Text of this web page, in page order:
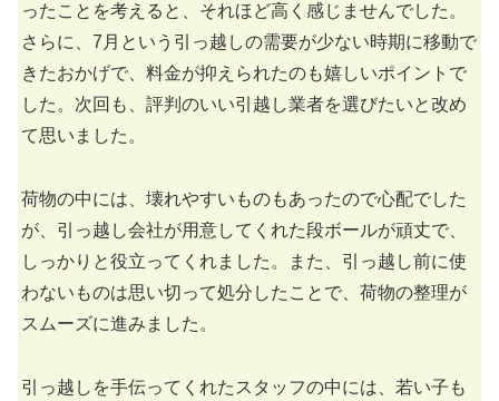
ったことを考えると、それほど高く感じませんでした。
さらに、7月という引っ越しの需要が少ない時期に移動で
きたおかげで、料金が抑えられたのも嬉しいポイントで
した。次回も、評判のいい引越し業者を選びたいと改め
て思いました。
荷物の中には、壊れやすいものもあったので心配でした
が、引っ越し会社が用意してくれた段ボールが頑丈で、
しっかりと役立ってくれました。また、引っ越し前に使
わないものは思い切って処分したことで、荷物の整理が
スムーズに進みました。
引っ越しを手伝ってくれたスタッフの中には、若い子も